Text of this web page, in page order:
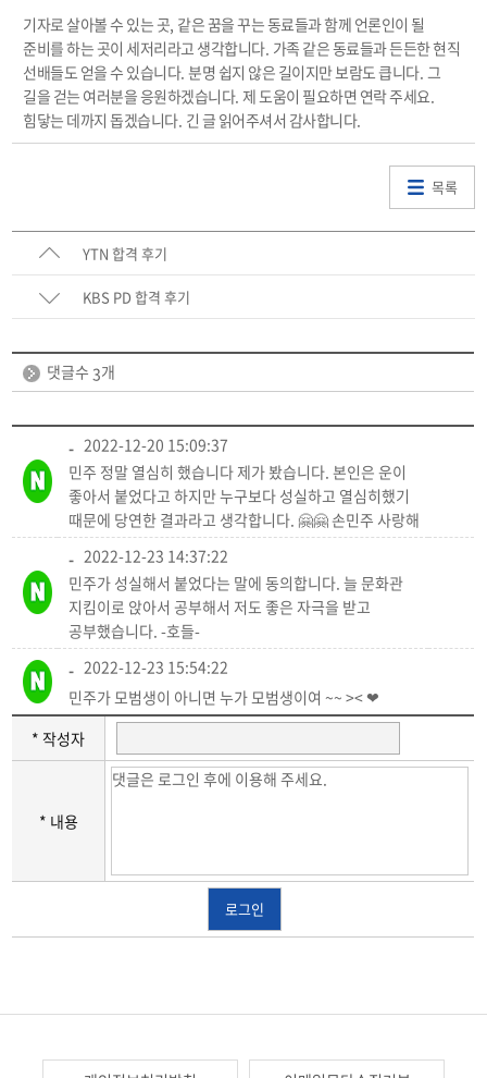
기자로 살아볼 수 있는 곳, 같은 꿈을 꾸는 동료들과 함께 언론인이 될
준비를 하는 곳이 세저리라고 생각합니다. 가족 같은 동료들과 든든한 현직
선배들도 얻을 수 있습니다.분명 쉽지 않은 길이지만 보람도 큽니다. 그
길을 걷는 여러분을 응원하겠습니다.제 도움이 필요하면 연락 주세요.
힘닿는 데까지 돕겠습니다. 긴 글 읽어주셔서 감사합니다.
목록
YTN 합격 후기
KBS PD 합격 후기
댓글수 3개
- 2022-12-20 15:09:37
민주 정말 열심히 했습니다 제가 봤습니다. 본인은 운이
좋아서 붙었다고 하지만 누구보다 성실하고 열심히했기
때문에 당연한 결과라고 생각합니다. 🤗🤗 손민주 사랑해
- 2022-12-23 14:37:22
민주가 성실해서 붙었다는 말에 동의합니다. 늘 문화관
지킴이로 앉아서 공부해서 저도 좋은 자극을 받고
공부했습니다. -호들-
- 2022-12-23 15:54:22
민주가 모범생이 아니면 누가 모범생이여 ~~ >< ❤
* 작성자
* 내용
로그인